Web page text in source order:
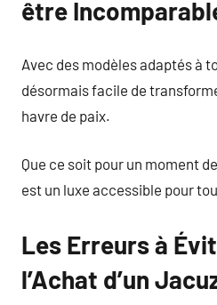
être
Avec des modèles adaptés à
désormais facile de
havre de paix.
Que ce soit pour un moment
est un luxe accessible pour
Les Erreurs à
l’Achat d’un